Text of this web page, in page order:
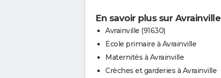
En savoir plus sur Avrainville
Avrainville (91630)
Ecole primaire à Avrainville
Maternités à Avrainville
Crèches et garderies à Avrainville